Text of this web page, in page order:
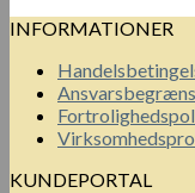
INFORMATIONER
KUNDEPORTAL